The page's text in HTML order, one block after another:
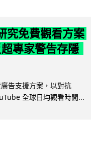
究免費觀看方案
專家警告存隱
告支援方案，以對抗
全球日均觀看時間...